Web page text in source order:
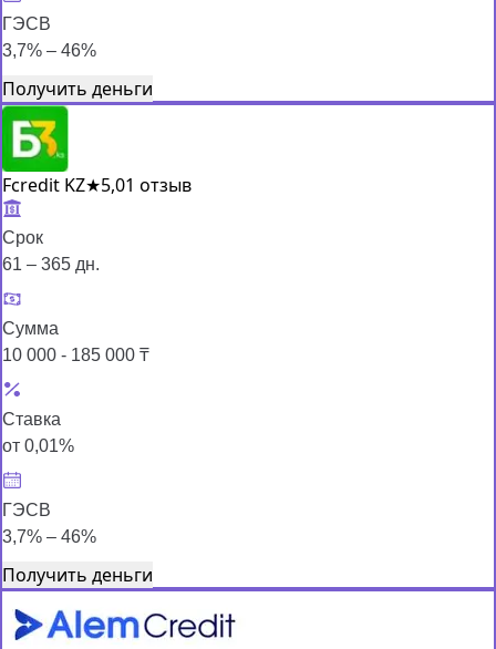
ГЭСВ
3,7% – 46%
Получить деньги
Fcredit KZ★5,01 отзыв
Срок
61 – 365 дн.
Сумма
10 000 - 185 000 ₸
Ставка
от 0,01%
ГЭСВ
3,7% – 46%
Получить деньги